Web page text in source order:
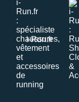
i-Run.fr